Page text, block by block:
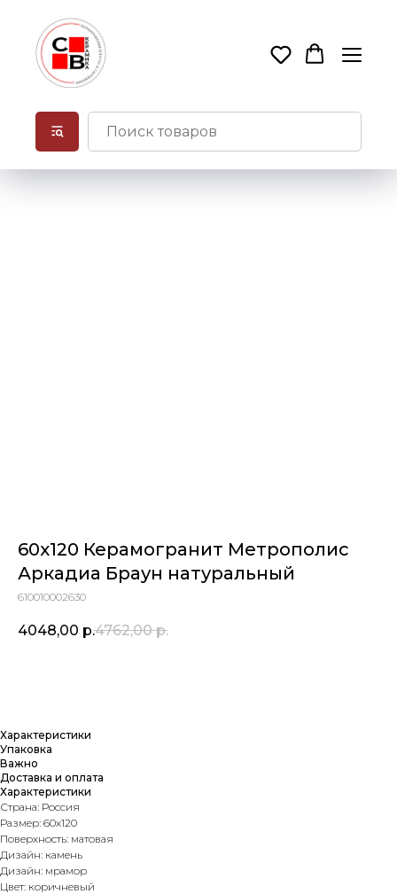
60x120 Керамогранит Метрополис
Аркадиа Браун натуральный
610010002630
4048,00 р.4762,00 р.
Характеристики
Упаковка
Важно
Доставка и оплата
Характеристики
Страна: Россия
Размер: 60х120
Поверхность: матовая
Дизайн: камень
Дизайн: мрамор
Цвет: коричневый